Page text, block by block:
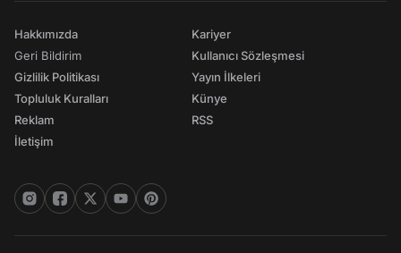
Hakkımızda
Geri Bildirim
Gizlilik Politikası
Topluluk Kuralları
Reklam
İletişim
Kariyer
Kullanıcı Sözleşmesi
Yayın İlkeleri
Künye
RSS